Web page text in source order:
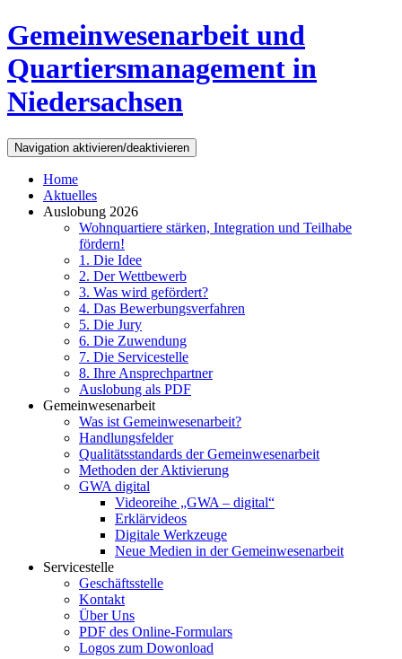
Direkt zum Inhalt
Gemeinwesenarbeit und
Quartiersmanagement in
Niedersachsen
Navigation aktivieren/deaktivieren
Home
Aktuelles
Auslobung 2026
Wohnquartiere stärken, Integration und Teilhabe
fördern!
1. Die Idee
2. Der Wettbewerb
3. Was wird gefördert?
4. Das Bewerbungsverfahren
5. Die Jury
6. Die Zuwendung
7. Die Servicestelle
8. Ihre Ansprechpartner
Auslobung als PDF
Gemeinwesenarbeit
Was ist Gemeinwesenarbeit?
Handlungsfelder
Qualitätsstandards der Gemeinwesenarbeit
Methoden der Aktivierung
GWA digital
Videoreihe „GWA – digital“
Erklärvideos
Digitale Werkzeuge
Neue Medien in der Gemeinwesenarbeit
Servicestelle
Geschäftsstelle
Kontakt
Über Uns
PDF des Online-Formulars
Logos zum Dowonload